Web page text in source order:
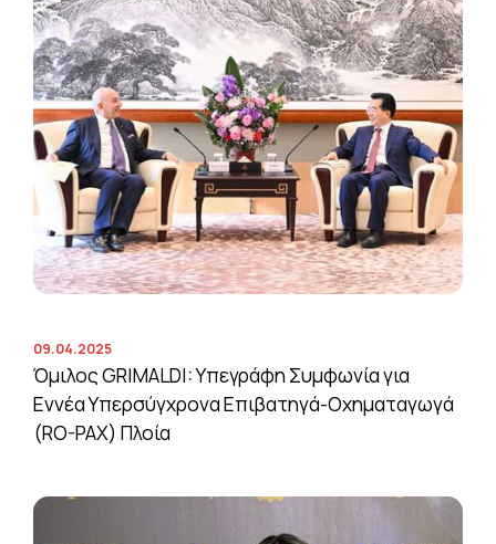
09.04.2025
Όμιλος GRIMALDI: Υπεγράφη Συμφωνία για
Εννέα Υπερσύγχρονα Επιβατηγά-Οχηματαγωγά
(RO-PAX) Πλοία